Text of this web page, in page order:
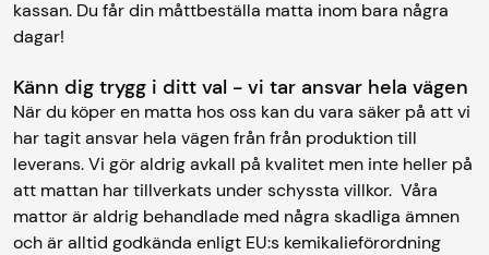
kassan. Du får din måttbeställa matta inom bara några
dagar!
Känn dig trygg i ditt val - vi tar ansvar hela vägen
När du köper en matta hos oss kan du vara säker på att vi
har tagit ansvar hela vägen från från produktion till
leverans. Vi gör aldrig avkall på kvalitet men inte heller på
att mattan har tillverkats under schyssta villkor. Våra
mattor är aldrig behandlade med några skadliga ämnen
och är alltid godkända enligt EU:s kemikalieförordning